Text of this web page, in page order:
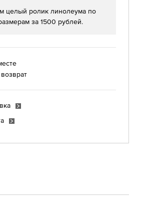
целый ролик линолеума по
за 1500 рублей.